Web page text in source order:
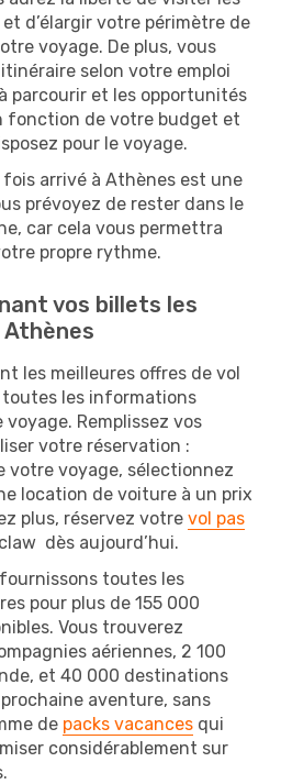
d’élargir votre périmètre de
voyage. De plus, vous
selon votre emploi
parcourir et les opportunités
fonction de votre budget et
pour le voyage.
arrivé à Athènes est une
prévoyez de rester dans le
car cela vous permettra
propre rythme.
vos billets les
les meilleures offres de vol
toutes les informations
Remplissez vos
votre réservation :
votre voyage, sélectionnez
location de voiture à un prix
plus, réservez votre vol pas
dès aujourd’hui.
toutes les
pour plus de 155 000
Vous trouverez
aériennes, 2 100
et 40 000 destinations
aventure, sans
de packs vacances qui
considérablement sur